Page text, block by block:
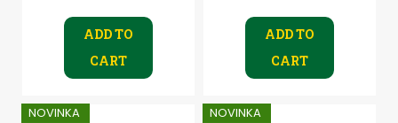
ADD TO
CART
ADD TO
CART
NOVINKA NOVINKA